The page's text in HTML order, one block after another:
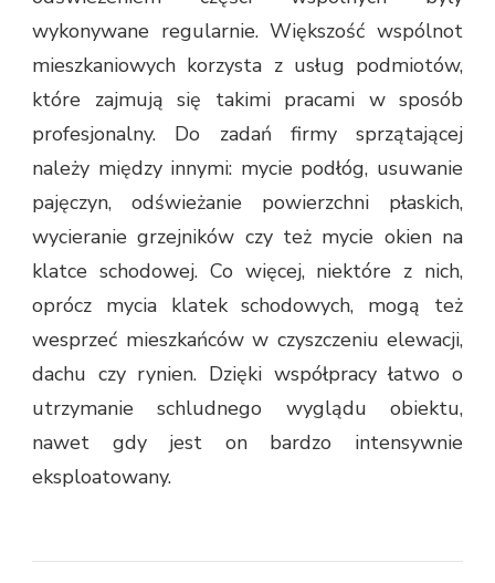
wykonywane regularnie. Większość wspólnot
mieszkaniowych korzysta z usług podmiotów,
które zajmują się takimi pracami w sposób
profesjonalny. Do zadań firmy sprzątającej
należy między innymi: mycie podłóg, usuwanie
pajęczyn, odświeżanie powierzchni płaskich,
wycieranie grzejników czy też mycie okien na
klatce schodowej. Co więcej, niektóre z nich,
oprócz mycia klatek schodowych, mogą też
wesprzeć mieszkańców w czyszczeniu elewacji,
dachu czy rynien. Dzięki współpracy łatwo o
utrzymanie schludnego wyglądu obiektu,
nawet gdy jest on bardzo intensywnie
eksploatowany.